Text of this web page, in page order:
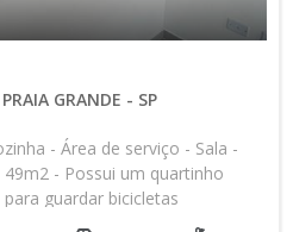
GRANDE - SP
- ⁠Área de serviço - ⁠Sala -
- ⁠Possui um quartinho
guardar bicicletas